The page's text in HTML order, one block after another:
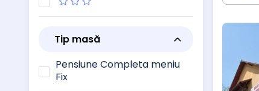
Tip masă
Pensiune Completa meniu
Fix